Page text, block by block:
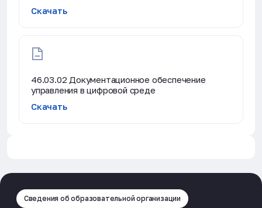
ONLINE ·
🏠 Общежитие 🧮 Баллы и направления
Скачать
46.03.02 Документационное обеспечение
управления в цифровой среде
Скачать
Сведения об образовательной организации